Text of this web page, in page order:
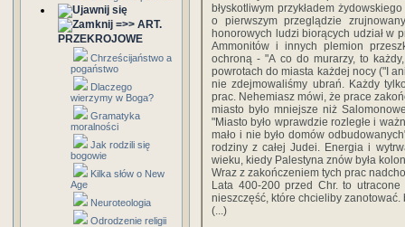
=>> ART.
PRZEKROJOWE
Chrześcijaństwo a
pogaństwo
Dlaczego
wierzymy w Boga?
Gramatyka
moralności
Jak rodzili się
bogowie
Kilka słów o New
Age
Neuroteologia
Odrodzenie religii
błyskotliwym przykładem
o pierwszym przeglądzie
honorowych ludzi biorących udział w
Ammonitów i innych plemion
ochroną - "A co do murarzy, to
powrotach do miasta każdej nocy ("I
nie zdejmowaliśmy ubrań. Każdy
prac. Nehemiasz mówi, że prace
miasto było mniejsze niż
"Miasto było wprawdzie rozległe i
mało i nie było domów
rodziny z całej Judei. Energia i
wieku, kiedy Palestyna znów była
Wraz z zakończeniem tych prac
Lata 400-200 przed Chr. to
nieszczęść, które chcieliby
(...)